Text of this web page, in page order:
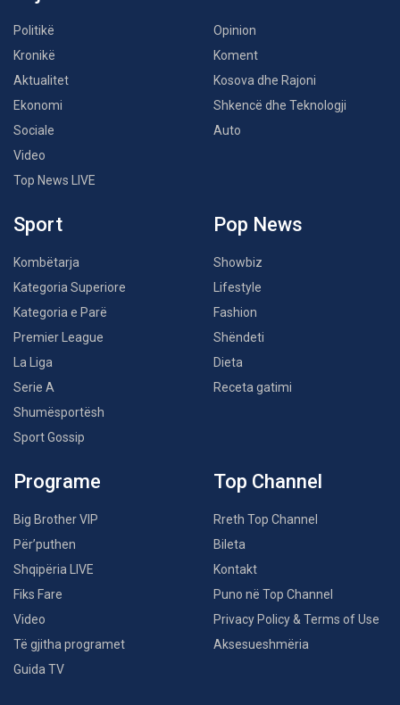
Politikë
Kronikë
Aktualitet
Ekonomi
Sociale
Video
Top News LIVE
Opinion
Koment
Kosova dhe Rajoni
Shkencë dhe Teknologji
Auto
Sport
Kombëtarja
Kategoria Superiore
Kategoria e Parë
Premier League
La Liga
Serie A
Shumësportësh
Sport Gossip
Pop News
Showbiz
Lifestyle
Fashion
Shëndeti
Dieta
Receta gatimi
Programe
Big Brother VIP
Për’puthen
Shqipëria LIVE
Fiks Fare
Video
Të gjitha programet
Guida TV
Top Channel
Rreth Top Channel
Bileta
Kontakt
Puno në Top Channel
Privacy Policy & Terms of Use
Aksesueshmëria